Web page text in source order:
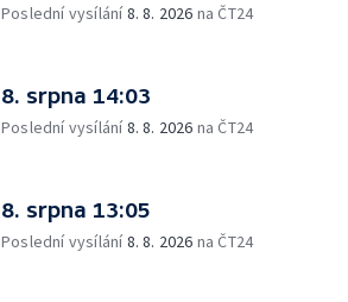
Poslední vysílání8. 8. 2026 na ČT24
8. srpna 14:03
Poslední vysílání8. 8. 2026 na ČT24
8. srpna 13:05
Poslední vysílání8. 8. 2026 na ČT24